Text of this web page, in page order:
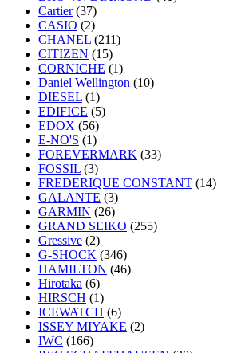
Cartier(37)
CASIO (2)
CHANEL (211)
CITIZEN (15)
CORNICHE (1)
Daniel Wellington (10)
DIESEL (1)
EDIFICE (5)
EDOX (56)
E-NO'S (1)
FOREVERMARK (33)
FOSSIL (3)
FREDERIQUE CONSTANT (14)
GALANTE (3)
GARMIN (26)
GRAND SEIKO (255)
Gressive (2)
G-SHOCK (346)
HAMILTON (46)
Hirotaka (6)
HIRSCH (1)
ICEWATCH (6)
ISSEY MIYAKE (2)
IWC (166)